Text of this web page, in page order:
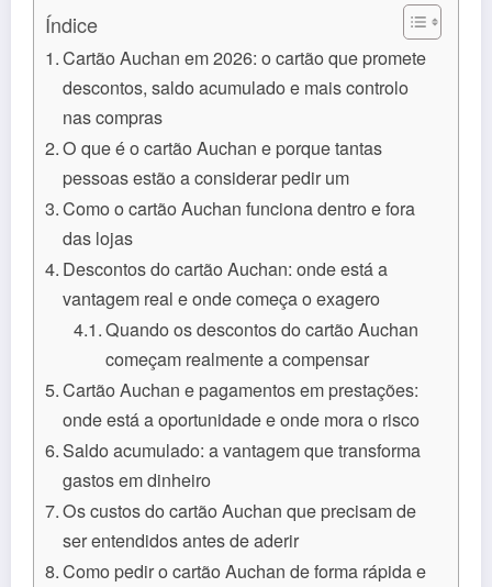
Índice
Cartão Auchan em 2026: o cartão que promete
descontos, saldo acumulado e mais controlo
nas compras
O que é o cartão Auchan e porque tantas
pessoas estão a considerar pedir um
Como o cartão Auchan funciona dentro e fora
das lojas
Descontos do cartão Auchan: onde está a
vantagem real e onde começa o exagero
Quando os descontos do cartão Auchan
começam realmente a compensar
Cartão Auchan e pagamentos em prestações:
onde está a oportunidade e onde mora o risco
Saldo acumulado: a vantagem que transforma
gastos em dinheiro
Os custos do cartão Auchan que precisam de
ser entendidos antes de aderir
Como pedir o cartão Auchan de forma rápida e